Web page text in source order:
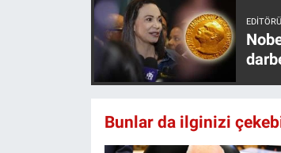
Bunlar da ilginizi
Programlar